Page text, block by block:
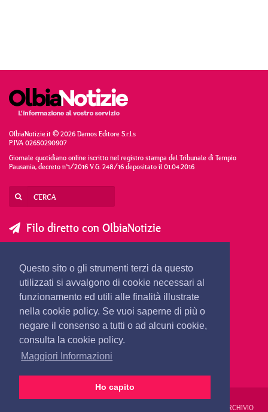
Questo sito o gli strumenti terzi da questo
utilizzati si avvalgono di cookie necessari al
funzionamento ed utili alle finalità illustrate
nella cookie policy. Se vuoi saperne di più o
negare il consenso a tutti o ad alcuni cookie,
consulta la cookie policy.
Maggiori Informazioni
Ho capito
OlbiaNotizie.it © 2026 Damos Editore S.r.l.s
P.IVA 02650290907
Giornale quotidiano online iscritto nel registro stampa del Tribunale di Tempio
Pausania, decreto n°1/2016 V.G. 248/16 depositato il 01.04.2016
Filo diretto con OlbiaNotizie
SEGNALA UNA NOTIZIA
SEGNALA UN EVENTO
redazione@olbianotizie.it
ARCHIVIO